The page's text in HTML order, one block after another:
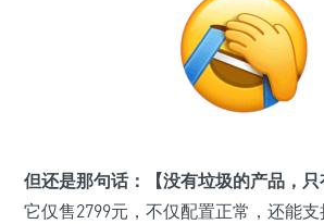
但还是那句话：
【没有垃圾的产品，只
它仅售2799元，不仅配置正常，还能